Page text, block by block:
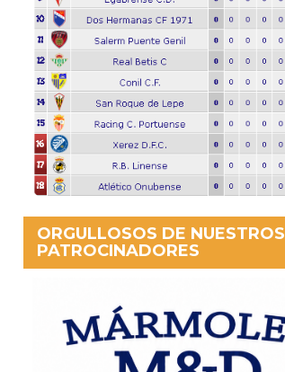
ORGULLOSOS DE NUESTROS
PATROCINADORES